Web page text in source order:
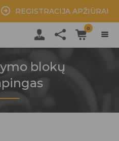
REGISTRACIJA APŽIŪRAI
0
blokų